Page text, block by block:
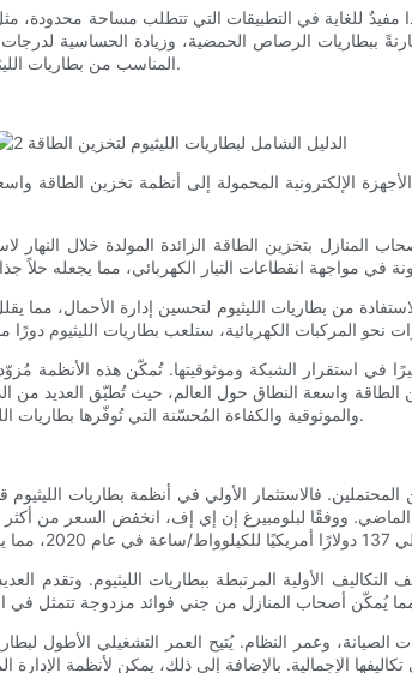
مفيدٌ للغاية في التطبيقات التي تتطلب مساحة
ببطاريات الرصاص الحمضية، وزيادة الحساسية لدرجات
المناسب من بطاريات الليثيوم بناءً على احتياجات التطبيق المحددة أمرًا بالغ الأهمية.
الإلكترونية المحمولة إلى أنظمة تخزين الطاقة
بتخزين الطاقة الزائدة المولدة خلال النهار
من بطاريات الليثيوم لتحسين إدارة الأحمال،
في استقرار الشبكة وموثوقيتها. تُمكّن هذه الأنظمة
الطاقة واسعة النطاق حول العالم، حيث تُطبّق العديد
والموثوقية والكفاءة المُحسّنة التي تُوفّرها بطاريات الليثيوم ميزةً جذابةً لجميع الجهات المعنية في قطاع الطاقة.
فالاستثمار الأولي في أنظمة بطاريات
الأولية المرتبطة ببطاريات الليثيوم. وتقدم
وعمر النظام. يُتيح العمر التشغيلي الأطول